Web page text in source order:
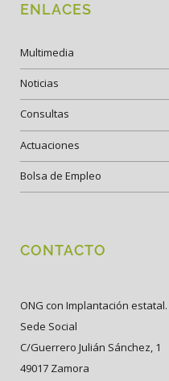
ENLACES
Multimedia
Noticias
Consultas
Actuaciones
Bolsa de Empleo
CONTACTO
ONG con Implantación estatal.
Sede Social
C/Guerrero Julián Sánchez, 1
49017 Zamora